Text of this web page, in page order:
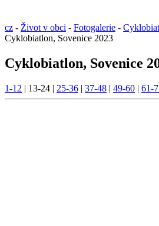
cz - Život v obci - Fotogalerie -
Cyklobiatlon, Sovenice 2023
Cyklobiatlon, Sovenice
1-12 | 13-24 | 25-36 | 37-48 | 49-60 | 61-